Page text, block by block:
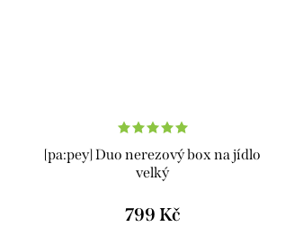
[pa:pey] Duo nerezový box na jídlo
velký
799 Kč